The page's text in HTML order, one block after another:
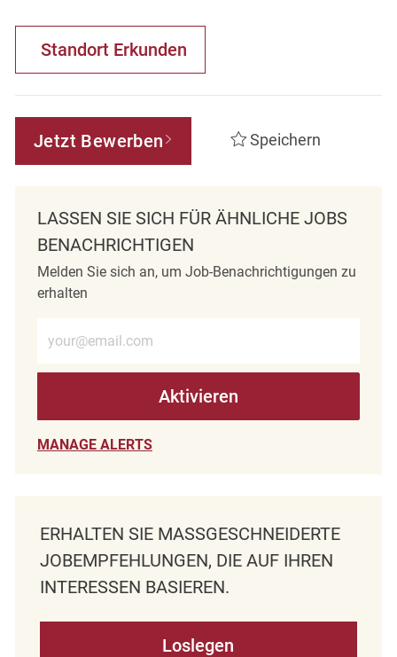
Standort Erkunden
Jetzt Bewerben Speichern
LASSEN SIE SICH FÜR ÄHNLICHE JOBS
BENACHRICHTIGEN
Melden Sie sich an, um Job-Benachrichtigungen zu
erhalten
Aktivieren
MANAGE ALERTS
ERHALTEN SIE MASSGESCHNEIDERTE J
OBEMPFEHLUNGEN, DIE AUF IHREN I
NTERESSEN BASIEREN.
Loslegen